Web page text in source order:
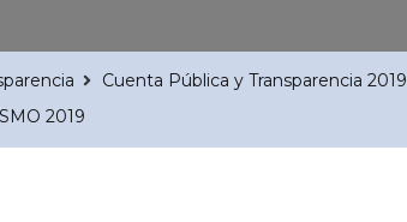
Cuenta Pública y Transparencia 2019
2019